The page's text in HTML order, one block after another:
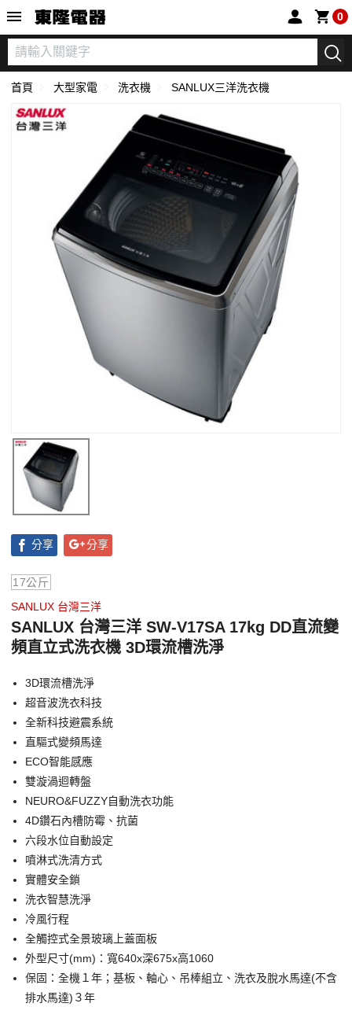
0
首頁 大型家電 洗衣機 SANLUX三洋洗衣機
分享 分享
17公斤
SANLUX 台灣三洋
SANLUX 台灣三洋 SW-V17SA 17kg DD直流變
頻直立式洗衣機 3D環流槽洗淨
3D環流槽洗淨
超音波洗衣科技
全新科技避震系統
直驅式變頻馬達
ECO智能感應
雙漩渦迴轉盤
NEURO&FUZZY自動洗衣功能
4D鑽石內槽防霉、抗菌
六段水位自動設定
噴淋式洗清方式
實體安全鎖
洗衣智慧洗淨
冷風行程
全觸控式全景玻璃上蓋面板
外型尺寸(mm)：寬640x深675x高1060
保固：全機１年；基板、軸心、吊棒組立、洗衣及脫水馬達(不含
排水馬達)３年